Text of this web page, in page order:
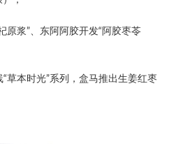
原浆”、东阿阿胶开发“阿胶枣苓
草本时光”系列，盒马推出生姜红枣